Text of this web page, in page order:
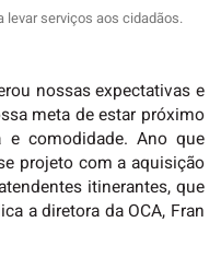
levar serviços aos cidadãos.
nossas expectativas e
meta de estar próximo
e comodidade. Ano que
projeto com a aquisição
itinerantes, que
a diretora da OCA, Fran